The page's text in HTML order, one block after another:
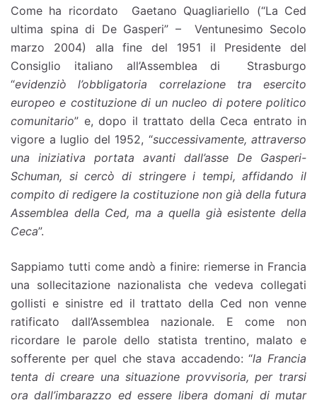
Come ha ricordato Gaetano Quagliariello (“La Ced
ultima spina di De Gasperi” – Ventunesimo Secolo
marzo 2004) alla fine del 1951 il Presidente del
Consiglio italiano all’Assemblea di Strasburgo
“evidenziò l’obbligatoria correlazione tra esercito
europeo e costituzione di un nucleo di potere politico
comunitario” e, dopo il trattato della Ceca entrato in
vigore a luglio del 1952, “successivamente, attraverso
una iniziativa portata avanti dall’asse De Gasperi-
Schuman, si cercò di stringere i tempi, affidando il
compito di redigere la costituzione non già della futura
Assemblea della Ced, ma a quella già esistente della
Ceca”.
Sappiamo tutti come andò a finire: riemerse in Francia
una sollecitazione nazionalista che vedeva collegati
gollisti e sinistre ed il trattato della Ced non venne
ratificato dall’Assemblea nazionale. E come non
ricordare le parole dello statista trentino, malato e
sofferente per quel che stava accadendo: “la Francia
tenta di creare una situazione provvisoria, per trarsi
ora dall’imbarazzo ed essere libera domani di mutar